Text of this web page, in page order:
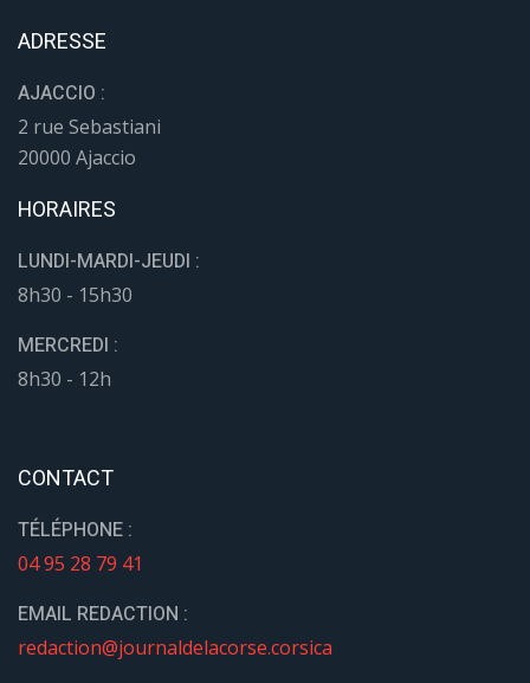
ADRESSE
AJACCIO :
2 rue Sebastiani
20000 Ajaccio
HORAIRES
LUNDI-MARDI-JEUDI :
8h30 - 15h30
MERCREDI :
8h30 - 12h
CONTACT
TÉLÉPHONE :
04 95 28 79 41
EMAIL REDACTION :
redaction@journaldelacorse.corsica